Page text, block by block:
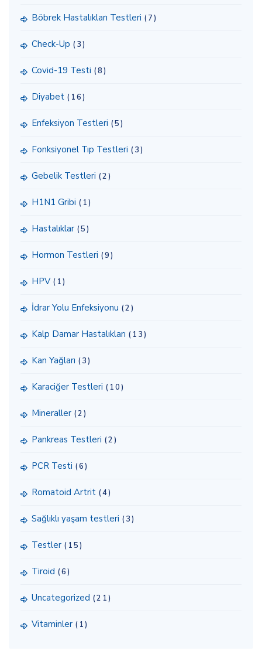
Böbrek Hastalıkları Testleri (7)
Check-Up (3)
Covid-19 Testi (8)
Diyabet (16)
Enfeksiyon Testleri (5)
Fonksiyonel Tıp Testleri (3)
Gebelik Testleri (2)
H1N1 Gribi (1)
Hastalıklar (5)
Hormon Testleri (9)
HPV (1)
İdrar Yolu Enfeksiyonu (2)
Kalp Damar Hastalıkları (13)
Kan Yağları (3)
Karaciğer Testleri (10)
Mineraller (2)
Pankreas Testleri (2)
PCR Testi (6)
Romatoid Artrit (4)
Sağlıklı yaşam testleri (3)
Testler (15)
Tiroid (6)
Uncategorized (21)
Vitaminler (1)